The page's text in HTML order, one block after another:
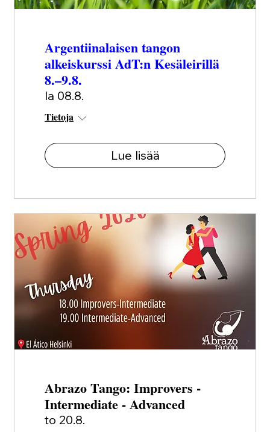
Argentiinalaisen tangon
alkeiskurssi AdT:n Kesäleirillä
8.–9.8.
la 08.8.
Tietoja
Lue lisää
Abrazo Tango: Improvers -
Intermediate - Advanced
to 20.8.